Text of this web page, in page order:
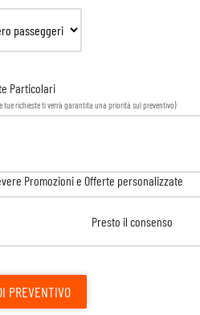
Particolari
tue richieste ti verrà garantita una priorità sul preventivo)
Promozioni e Offerte personalizzate
Presto il consenso
PREVENTIVO